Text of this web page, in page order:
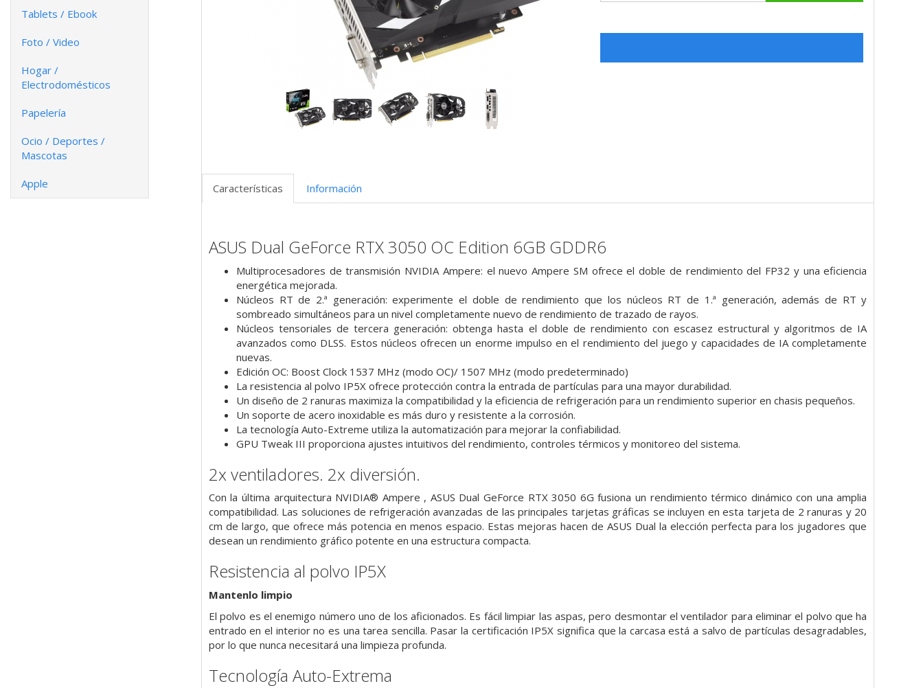
Tablets / Ebook
Foto / Video
Hogar /
Electrodomésticos
Papelería
Ocio / Deportes /
Mascotas
Apple Características Información
ASUS Dual GeForce RTX 3050 OC Edition 6GB GDDR6
Multiprocesadores de transmisión NVIDIA Ampere: el nuevo Ampere SM ofrece el doble de rendimiento del FP32 y una eficiencia
energética mejorada.
Núcleos RT de 2.ª generación: experimente el doble de rendimiento que los núcleos RT de 1.ª generación, además de RT y
sombreado simultáneos para un nivel completamente nuevo de rendimiento de trazado de rayos.
Núcleos tensoriales de tercera generación: obtenga hasta el doble de rendimiento con escasez estructural y algoritmos de IA
avanzados como DLSS. Estos núcleos ofrecen un enorme impulso en el rendimiento del juego y capacidades de IA completamente
nuevas.
Edición OC: Boost Clock 1537 MHz (modo OC)/ 1507 MHz (modo predeterminado)
La resistencia al polvo IP5X ofrece protección contra la entrada de partículas para una mayor durabilidad.
Un diseño de 2 ranuras maximiza la compatibilidad y la eficiencia de refrigeración para un rendimiento superior en chasis pequeños.
Un soporte de acero inoxidable es más duro y resistente a la corrosión.
La tecnología Auto-Extreme utiliza la automatización para mejorar la confiabilidad.
GPU Tweak III proporciona ajustes intuitivos del rendimiento, controles térmicos y monitoreo del sistema.
2x ventiladores. 2x diversión.
Con la última arquitectura NVIDIA® Ampere , ASUS Dual GeForce RTX 3050 6G fusiona un rendimiento térmico dinámico con una amplia
compatibilidad. Las soluciones de refrigeración avanzadas de las principales tarjetas gráficas se incluyen en esta tarjeta de 2 ranuras y 20
cm de largo, que ofrece más potencia en menos espacio. Estas mejoras hacen de ASUS Dual la elección perfecta para los jugadores que
desean un rendimiento gráfico potente en una estructura compacta.
Resistencia al polvo IP5X
Mantenlo limpio
El polvo es el enemigo número uno de los aficionados. Es fácil limpiar las aspas, pero desmontar el ventilador para eliminar el polvo que ha
entrado en el interior no es una tarea sencilla. Pasar la certificación IP5X significa que la carcasa está a salvo de partículas desagradables,
por lo que nunca necesitará una limpieza profunda.
Tecnología Auto-Extrema